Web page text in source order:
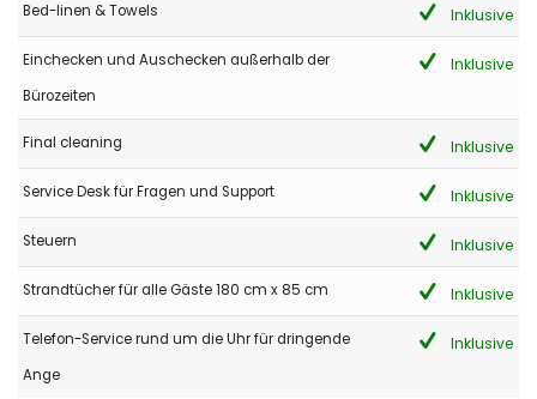
(Übersetzt von Google)
Beste Lage und Aussicht.
Ältere Paare - September 2018 - Schweiz :
Sehr schönes und gepflegtes Anwesen mit herrlichem
- 8,6
Ältere Paare - April 2018 - Spanien :
(Originaltext)
Sería deseable que hubiera un aseo en el área de la piscina.
Bed-linen & Towels Inklusive
Einchecken und Auschecken außerhalb der
Bürozeiten
Inklusive
Final cleaning Inklusive
Service Desk für Fragen und Support Inklusive
Steuern Inklusive
Strandtücher für alle Gäste 180 cm x 85 cm Inklusive
Telefon-Service rund um die Uhr für dringende
Ange
Inklusive